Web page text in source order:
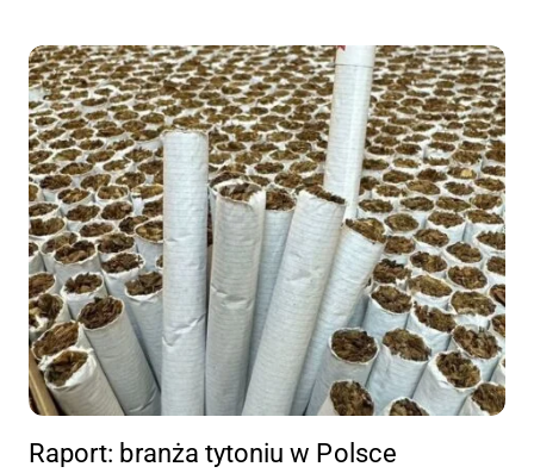
Raport: branża tytoniu w Polsce